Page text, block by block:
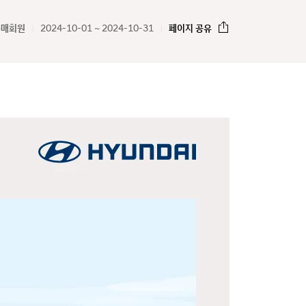
회원 2024-10-01 ~ 2024-10-31 페이지 공유